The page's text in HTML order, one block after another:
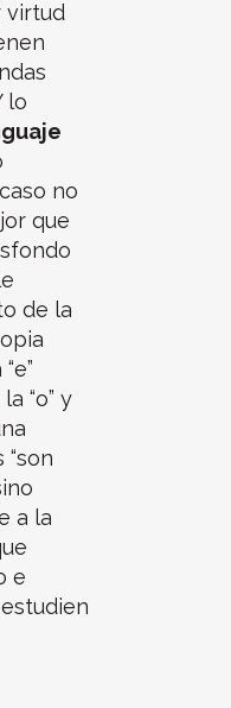
virtud
lo
no
que
de la
“o” y
a la
e